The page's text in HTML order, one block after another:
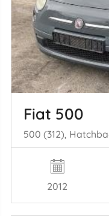
Fiat 500
500 (312),
2012